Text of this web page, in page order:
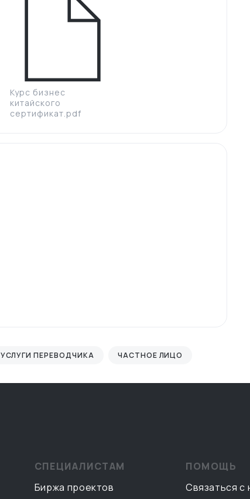
Курс бизнес
китайского
сертификат.pdf
УСЛУГИ ПЕРЕВОДЧИКА ЧАСТНОЕ ЛИЦО
СПЕЦИАЛИСТАМ
Биржа проектов
ПОМОЩЬ
Связаться с